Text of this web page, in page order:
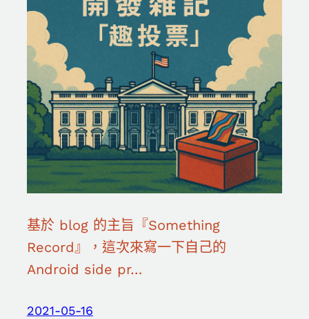
基於 blog 的主旨『Something
Record』，這次來寫一下自己的
Android side pr…
2021-05-16